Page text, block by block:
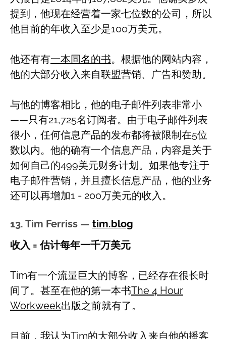
提到，他现在经营着一家七位数的公司，所以
他目前的年收入至少是100万美元。
他还有有一本同名的书。根据他的网站内容，
他的大部分收入来自联盟营销、广告和赞助。
与他的博客相比，他的电子邮件列表非常小
——只有21,725名订阅者。由于电子邮件列表
很小，任何信息产品的发布都将被限制在5位
数以内。他的确有一个信息产品，内容是关于
如何自己的499美元财务计划。如果他专注于
电子邮件营销，并且擅长信息产品，他的业务
还可以再增加1 - 200万美元的收入。
13. Tim Ferriss — tim.blog
收入 = 估计每年一千万美元
Tim有一个流量巨大的博客，已经存在很长时
间了。甚至在他的第一本书The 4 Hour
Workweek出版之前就有了。
目前，我认为Tim的大部分收入来自他的播客